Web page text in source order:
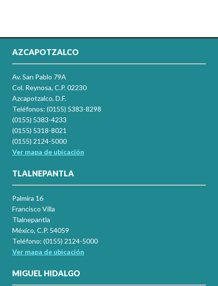
AZCAPOTZALCO
Av. San Pablo 79A
Col. Reynosa, C.P. 02230
Azcapotzalco, D.F.
Teléfonos: (0155) 5383-8298
(0155) 5383-4233
(0155) 5318-8021
(0155) 2124-5000
Ver mapa de ubicación
TLALNEPANTLA
Palmira 16
Francisco Villa
Tlalnepantla
México, C.P. 54059
Teléfono: (0155) 2124-5000
Ver mapa de ubicación
MIGUEL HIDALGO